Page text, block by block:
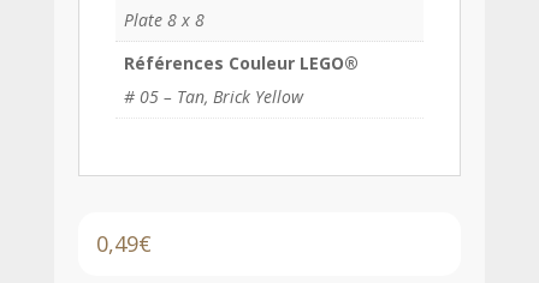
Plate 8 x 8
Références Couleur LEGO®
# 05 – Tan, Brick Yellow
0,49€